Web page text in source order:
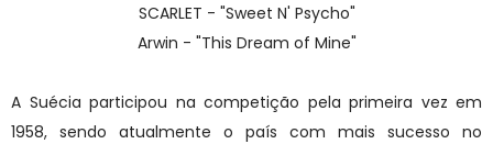
SCARLET - "Sweet N' Psycho"
Arwin - "This Dream of Mine"
A Suécia participou na competição pela primeira vez em
1958, sendo atualmente o país com mais sucesso no